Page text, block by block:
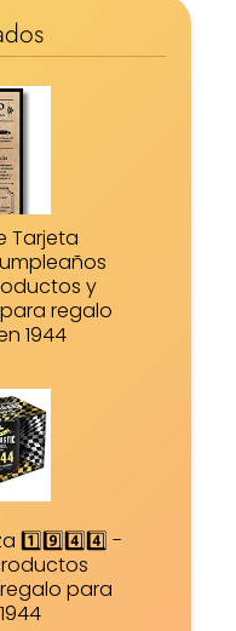
Tarjeta
y
regalo
1944
1️⃣9️⃣4️⃣4️⃣ -
para